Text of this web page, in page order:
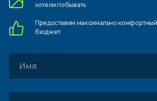
хотели побывать
Предоставим максимально
бюджет